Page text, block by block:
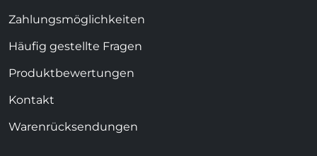
Zahlungsmöglichkeiten
Häufig gestellte Fragen
Produktbewertungen
Kontakt
Warenrücksendungen